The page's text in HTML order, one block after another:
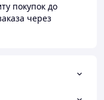
покупок до
через